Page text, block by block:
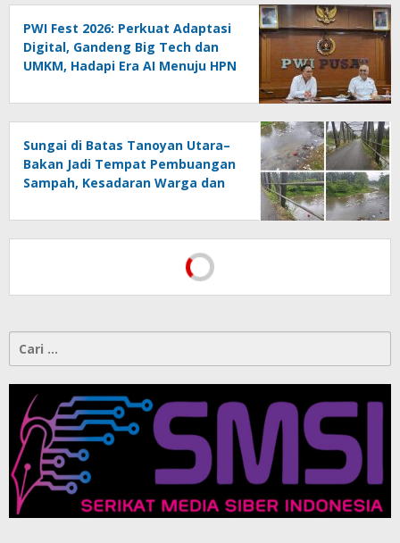
PWI Fest 2026: Perkuat Adaptasi
Digital, Gandeng Big Tech dan
UMKM, Hadapi Era AI Menuju HPN
Sungai di Batas Tanoyan Utara–
Bakan Jadi Tempat Pembuangan
Sampah, Kesadaran Warga dan
Dipertanyakan
Cari
untuk: